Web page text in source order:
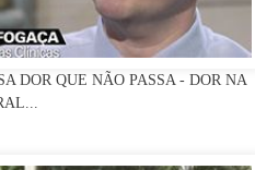
DOR QUE NÃO PASSA - DOR NA